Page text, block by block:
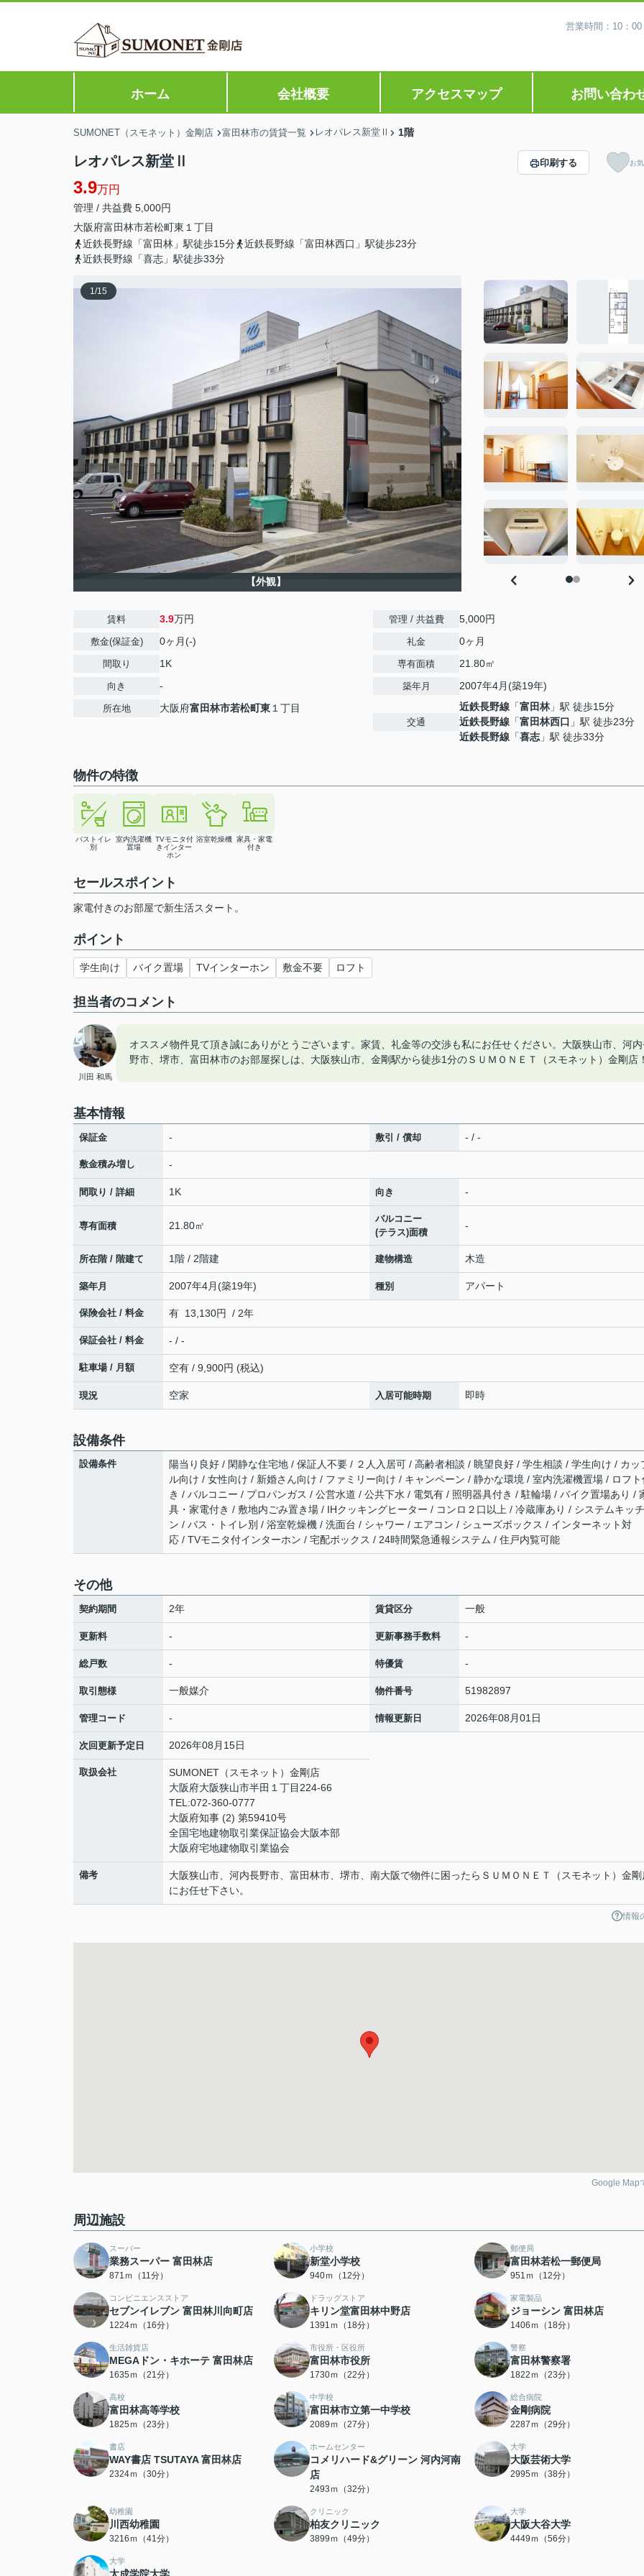
営業時間：10：
ホーム 会社概要 アクセスマップ お問い合わ
SUMONET（スモネット）金剛店 富田林市の賃貸一覧 レオパレス新堂Ⅱ 1階
レオパレス新堂Ⅱ
3.9万円
管理 / 共益費 5,000円
大阪府富田林市若松町東 １丁目
近鉄長野線「富田林」駅徒歩15分
近鉄長野線「富田林西口」駅徒歩23分
近鉄長野線「喜志」駅徒歩33分
印刷する お
1/15
【外観】
賃料 3.9万円
敷金(保証金) 0ヶ月(-)
間取り 1K
向き -
所在地 大阪府富田林市若松町東 １丁目
管理 / 共益費 5,000円
礼金 0ヶ月
専有面積 21.80㎡
築年月 2007年4月(築19年)
交通
近鉄長野線 「富田林」駅 徒歩15分
近鉄長野線 「富田林西口 」駅 徒歩23分
近鉄長野線 「喜志 」駅 徒歩33分
物件の特徴
バストイレ
別
室内洗濯機
置場
TVモニタ付
きインター
ホン
浴室乾燥機 家具・家電
付き
セールスポイント
家電付きのお部屋で新生活スタート。
ポイント
学生向け バイク置場 TVインターホン 敷金不要 ロフト
担当者のコメント
川田 和馬
オススメ物件見て頂き誠にありがとうございます。家賃、礼金等の交渉も私にお任せください。大阪狭山市、河
野市、堺市、富田林市のお部屋探しは、大阪狭山市、金剛駅から徒歩1分のＳＵＭＯＮＥＴ（スモネット）金剛店
基本情報
保証金 - 敷引 / 償却 - / -
敷金積み増し -
間取り / 詳細 1K 向き -
専有面積 21.80㎡
バルコニー
(テラス)面積
-
所在階 / 階建て 1階 / 2階建 建物構造 木造
築年月 2007年4月(築19年) 種別 アパート
保険会社 / 料金 有 13,130円 / 2年
保証会社 / 料金 - / -
駐車場 / 月額 空有 / 9,900円 (税込)
現況 空家 入居可能時期 即時
設備条件
設備条件
陽当り良好 / 閑静な住宅地 / 保証人不要 / ２人入居可 / 高齢者相談 / 眺望良好 / 学生相談 / 学生向け / カッ
ル向け / 女性向け / 新婚さん向け / ファミリー向け / キャンペーン / 静かな環境 / 室内洗濯機置場 / ロフト
き / バルコニー / プロパンガス / 公営水道 / 公共下水 / 電気有 / 照明器具付き / 駐輪場 / バイク置場あり /
具・家電付き / 敷地内ごみ置き場 / IHクッキングヒーター / コンロ２口以上 / 冷蔵庫あり / システムキッチ
ン / バス・トイレ別 / 浴室乾燥機 / 洗面台 / シャワー / エアコン / シューズボックス / インターネット対
応 / TVモニタ付インターホン / 宅配ボックス / 24時間緊急通報システム / 住戸内覧可能
その他
契約期間 2年 賃貸区分 一般
更新料 - 更新事務手数料 -
総戸数 - 特優賃 -
取引態様 一般媒介 物件番号 51982897
管理コード - 情報更新日 2026年08月01日
次回更新予定日 2026年08月15日
取扱会社
SUMONET（スモネット）金剛店
大阪府大阪狭山市半田１丁目224-66
TEL:072-360-0777
大阪府知事 (2) 第59410号
全国宅地建物取引業保証協会大阪本部
大阪府宅地建物取引業協会
備考
大阪狭山市、河内長野市、富田林市、堺市、南大阪で物件に困ったらＳＵＭＯＮＥＴ（スモネット）金剛
にお任せ下さい。
情報
Google Map
周辺施設
スーパー
業務スーパー 富田林店
871ｍ（11分）
小学校
新堂小学校
940ｍ（12分）
郵便局
富田林若松一郵便局
951ｍ（12分）
コンビニエンスストア
セブンイレブン 富田林川向町店
1224ｍ（16分）
ドラッグストア
キリン堂富田林中野店
1391ｍ（18分）
家電製品
ジョーシン 富田林店
1406ｍ（18分）
生活雑貨店
MEGAドン・キホーテ 富田林店
1635ｍ（21分）
市役所・区役所
富田林市役所
1730ｍ（22分）
警察
富田林警察署
1822ｍ（23分）
高校
富田林高等学校
1825ｍ（23分）
中学校
富田林市立第一中学校
2089ｍ（27分）
総合病院
金剛病院
2287ｍ（29分）
書店
WAY書店 TSUTAYA 富田林店
2324ｍ（30分）
ホームセンター
コメリハード&グリーン 河内河南
店
2493ｍ（32分）
大学
大阪芸術大学
2995ｍ（38分）
幼稚園
川西幼稚園
3216ｍ（41分）
クリニック
柏友クリニック
3899ｍ（49分）
大学
大阪大谷大学
4449ｍ（56分）
大学